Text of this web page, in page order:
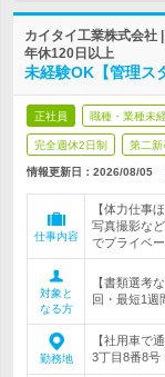
カイタイ工業株式会社
年休120日以上
未経験OK【管理ス
正社員 職種・業種未
完全週休2日制 第二新
情報更新日：2026/08/05
仕事内容
【体力仕事
写真撮影な
でプライベ
対象と
なる方
【書類選考
回・最短1
勤務地
【社用車で
3丁目8番8